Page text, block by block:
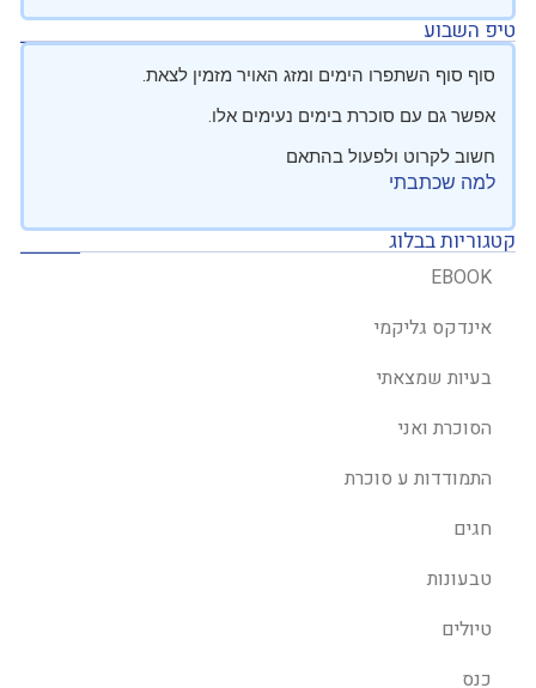
טיפ השבוע
סוף סוף השתפרו הימים ומזג האויר מזמין לצאת.
אפשר גם עם סוכרת בימים נעימים אלו.
חשוב לקרוט ולפעול בהתאם
למה שכתבתי
קטגוריות בבלוג
EBOOK
אינדקס גליקמי
בעיות שמצאתי
הסוכרת ואני
התמודדות ע סוכרת
חגים
טבעונות
טיולים
כנס